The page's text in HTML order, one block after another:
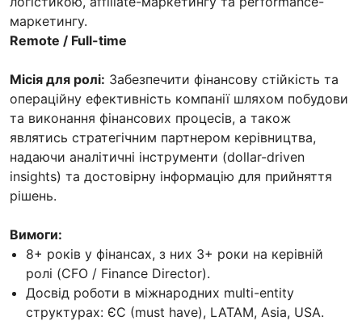
маркетингу.
Remote / Full-time
Місія для ролі: Забезпечити фінансову стійкість та
операційну ефективність компанії шляхом побудови
та виконання фінансових процесів, а також
являтись стратегічним партнером керівництва,
надаючи аналітичні інструменти (dollar-driven
insights) та достовірну інформацію для прийняття
рішень.
Вимоги:
8+ років у фінансах, з них 3+ роки на керівній
ролі (CFO / Finance Director).
Досвід роботи в міжнародних multi-entity
структурах: ЄС (must have), LATAM, Asia, USA.